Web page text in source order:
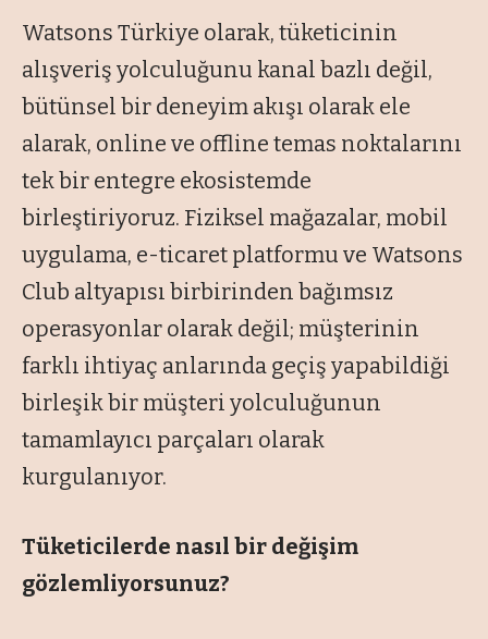
Watsons Türkiye olarak, tüketicinin
alışveriş yolculuğunu kanal bazlı değil,
bütünsel bir deneyim akışı olarak ele
alarak, online ve offline temas noktalarını
tek bir entegre ekosistemde
birleştiriyoruz. Fiziksel mağazalar, mobil
uygulama, e-ticaret platformu ve Watsons
Club altyapısı birbirinden bağımsız
operasyonlar olarak değil; müşterinin
farklı ihtiyaç anlarında geçiş yapabildiği
birleşik bir müşteri yolculuğunun
tamamlayıcı parçaları olarak
kurgulanıyor.
Tüketicilerde nasıl bir değişim
gözlemliyorsunuz?